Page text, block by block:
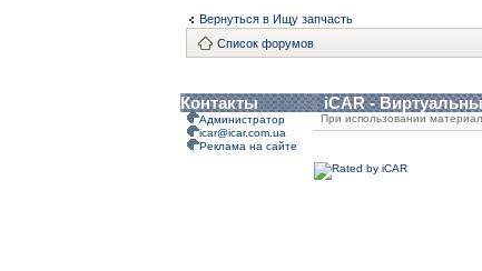
Вернуться в Ищу запчасть
Список форумов
Контакты iCAR -
Администратор
icar@icar.com.ua
Реклама на сайте
При использовании